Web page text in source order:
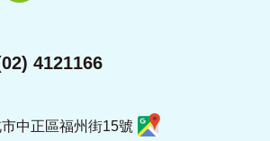
4121166
中正區福州街15號